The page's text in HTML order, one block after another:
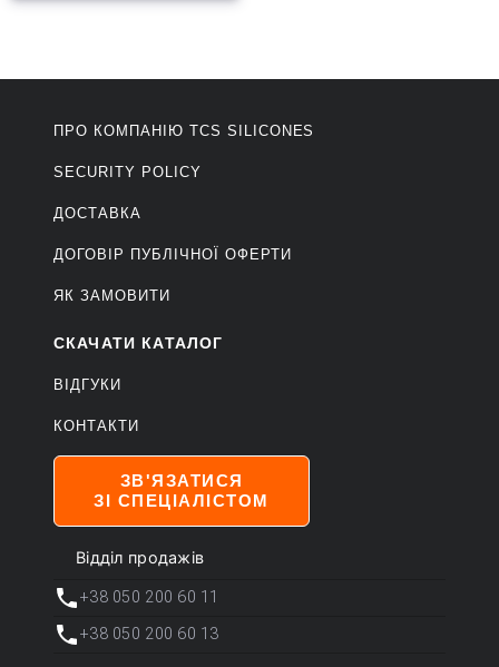
ПРО КОМПАНІЮ ТCS SILICONES
SECURITY POLICY
ДОСТАВКА
ДОГОВІР ПУБЛІЧНОЇ ОФЕРТИ
ЯК ЗАМОВИТИ
СКАЧАТИ КАТАЛОГ
ВІДГУКИ
КОНТАКТИ
ЗВ'ЯЗАТИСЯ
ЗІ СПЕЦІАЛІСТОМ
Відділ продажів
+38 050 200 60 11
+38 050 200 60 13